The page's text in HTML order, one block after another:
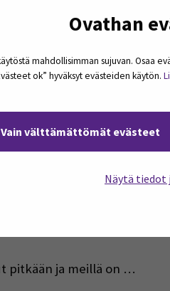
Ovathan
mahdollisimman sujuvan. Osaa
ok” hyväksyt evästeiden käytön.
Vain välttämättömät evästeet
Näytä tiedot
pitkään ja meillä on …